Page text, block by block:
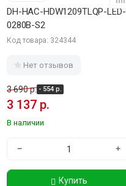
DH-HAC-HDW1209TLQP-LED-
0280B-S2
Код товара: 324344
Нет отзывов
3 690 р. - 554 р.
3 137 р.
В наличии
− +
Купить